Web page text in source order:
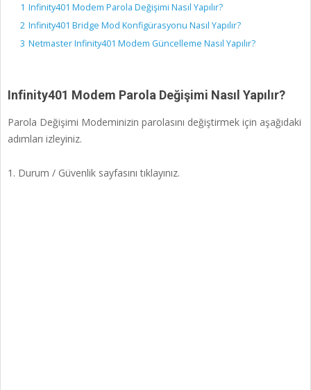
1 Infinity401 Modem Parola Değişimi Nasıl Yapılır?
2 Infinity401 Bridge Mod Konfigürasyonu Nasıl Yapılır?
3 Netmaster Infinity401 Modem Güncelleme Nasıl Yapılır?
Infinity401 Modem Parola Değişimi Nasıl Yapılır?
Parola Değişimi Modeminizin parolasını değiştirmek için aşağıdaki
adımları izleyiniz.
1. Durum / Güvenlik sayfasını tıklayınız.